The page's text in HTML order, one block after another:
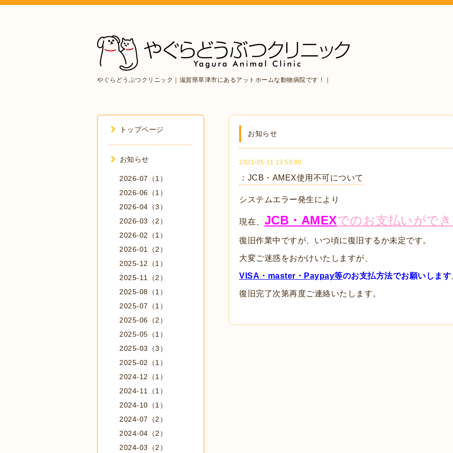
やぐらどうぶつクリニック｜滋賀県草津市にあるアットホームな動物病院です！｜
お知らせ
2021-05-11 13:59:00
：JCB・AMEX使用不可について
システムエラー発生により
現在、 JCB・AMEXでのお支払いがで
復旧作業中ですが、いつ頃に復旧するか未定です。
大変ご迷惑をおかけいたしますが、
VISA・master・Paypay等のお支払方法でお願いします
復旧完了次第再度ご連絡いたします。
トップページ
お知らせ
2026-07（1）
2026-06（1）
2026-04（3）
2026-03（2）
2026-02（1）
2026-01（2）
2025-12（1）
2025-11（2）
2025-08（1）
2025-07（1）
2025-06（2）
2025-05（1）
2025-03（3）
2025-02（1）
2024-12（1）
2024-11（1）
2024-10（1）
2024-07（2）
2024-04（2）
2024-03（2）